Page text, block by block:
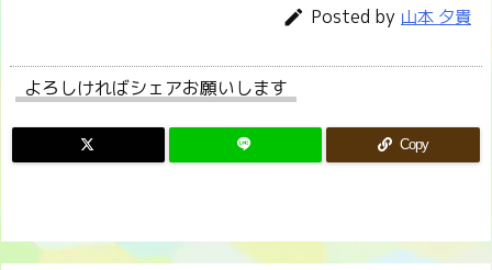
 Posted by 山本 夕貴
よろしければシェアお願いします
Copy